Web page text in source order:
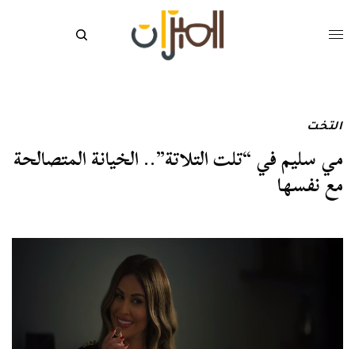
التخت
مي سليم في “تلت التلاتة”.. الخيانة المتصالحة
مع نفسها